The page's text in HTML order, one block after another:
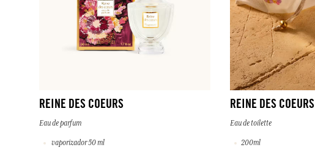
REINE DES COEURS
Eau de parfum
vaporizador 50 ml
REINE DES COEURS
Eau de toilette
200ml